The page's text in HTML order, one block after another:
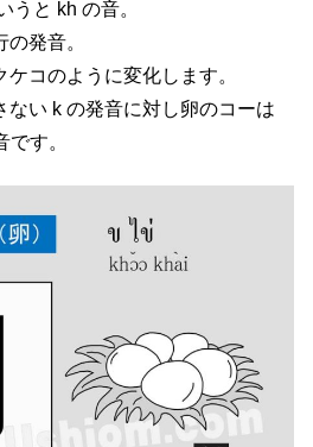
うと kh の音。
発音。
コのように変化します。
ない k の発音に対し卵のコーは
す。